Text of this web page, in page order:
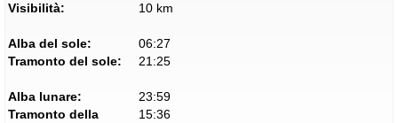
Visibilità:
10 km
Alba del sole:
06:27
Tramonto del sole:
21:25
Alba lunare:
23:59
Tramonto della
15:36